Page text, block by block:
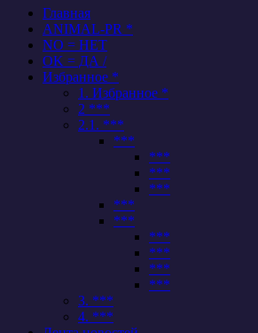
Главная
ANIMAL-PR *
NO = НЕТ
OK = ДА /
Избранное *
1. Избранное *
2 ***
2.1. ***
***
***
***
***
***
***
***
***
***
***
3. ***
4. ***